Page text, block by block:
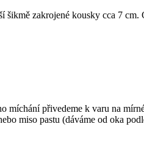
zakrojené kousky cca 7 cm.
přivedeme k varu na
miso pastu (dáváme od oka